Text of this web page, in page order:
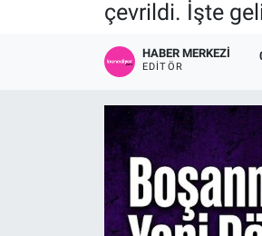
çevrildi. İşte
HABER MERKEZI
EDITÖR